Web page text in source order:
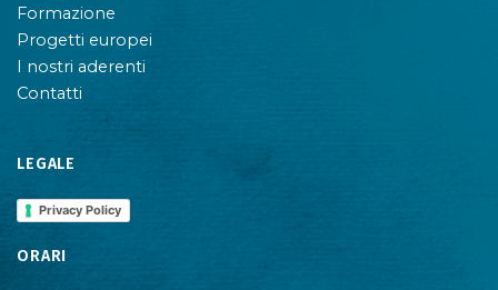
Formazione
Progetti europei
I nostri aderenti
Contatti
LEGALE
Privacy Policy
ORARI